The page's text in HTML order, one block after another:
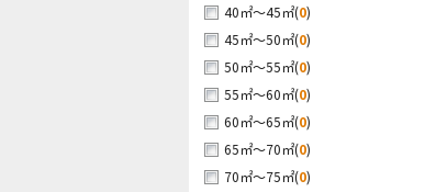
40㎡～45㎡(0)
45㎡～50㎡(0)
50㎡～55㎡(0)
55㎡～60㎡(0)
60㎡～65㎡(0)
65㎡～70㎡(0)
70㎡～75㎡(0)